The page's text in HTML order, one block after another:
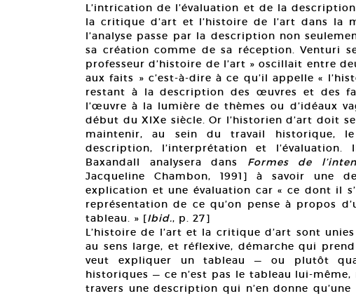
L’intrication de l’évaluation et de la
la critique d’art et l’histoire de l’art dans la
l’analyse passe par la description non
sa création comme de sa réception. Venturi
professeur d’histoire de l’art » oscillait entre
aux faits » c’est-à-dire à ce qu’il appelle «
restant à la description des œuvres et des
l’œuvre à la lumière de thèmes ou d’idéaux
début du XIXe siècle. Or l’historien d’art doit
maintenir, au sein du travail historique,
description, l’interprétation et
Baxandall analysera dans Formes de
Jacqueline Chambon, 1991] à savoir une
explication et une évaluation car « ce dont il
représentation de ce qu’on pense à propos
tableau. » [Ibid., p. 27]
L’histoire de l’art et la critique d’art sont
au sens large, et réflexive, démarche qui
veut expliquer un tableau — ou plutôt
historiques — ce n’est pas le tableau lui-
travers une description qui n’en donne